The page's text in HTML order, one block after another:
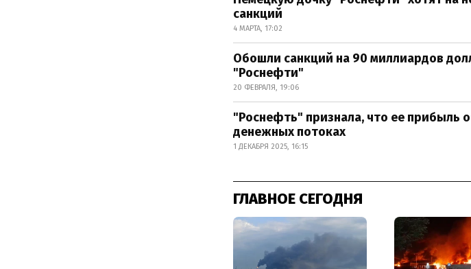
санкций
4 МАРТА, 17:02
Обошли санкций на 90 миллиардов
"Роснефти"
20 ФЕВРАЛЯ, 19:06
"Роснефть" признала, что ее прибыль
денежных потоках
1 ДЕКАБРЯ 2025, 16:15
ГЛАВНОЕ СЕГОДНЯ